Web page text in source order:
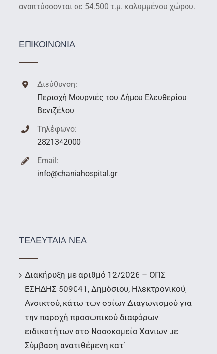
αναπτύσσονται σε 54.500 τ.μ. καλυμμένου χώρου.
ΕΠΙΚΟΙΝΩΝΙΑ
Διεύθυνση:
Περιοχή Μουρνιές του Δήμου Ελευθερίου
Βενιζέλου
Τηλέφωνο:
2821342000
Email:
info@chaniahospital.gr
ΤΕΛΕΥΤΑΙΑ ΝΕΑ
Διακήρυξη με αριθμό 12/2026 – ΟΠΣ
ΕΣΗΔΗΣ 509041, Δημόσιου, Ηλεκτρονικού,
Ανοικτού, κάτω των ορίων Διαγωνισμού για
την παροχή προσωπικού διαφόρων
ειδικοτήτων στο Νοσοκομείο Χανίων με
Σύμβαση ανατιθέμενη κατ’